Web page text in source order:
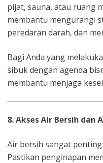
pijat, sauna, atau ruang
membantu mengurangi
peredaran darah, dan
Bagi Anda yang
sibuk dengan agenda
membantu menjaga
8. Akses Air Bersih dan
Air bersih sangat
Pastikan penginapan